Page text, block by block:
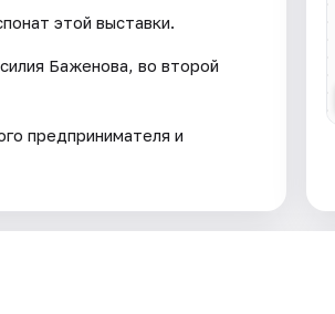
этой выставки.
Баженова, во второй
предпринимателя и